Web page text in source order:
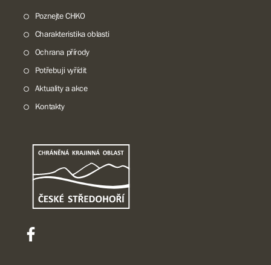
Poznejte CHKO
Charakteristika oblasti
Ochrana přírody
Potřebuji vyřídit
Aktuality a akce
Kontakty